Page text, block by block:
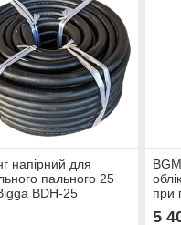
напірний для
пального 25
BDH-25
при
л/хв
5